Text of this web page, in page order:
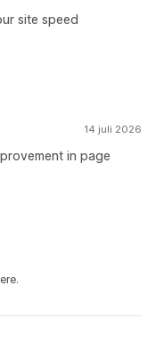
site speed
14 juli 2026
in page